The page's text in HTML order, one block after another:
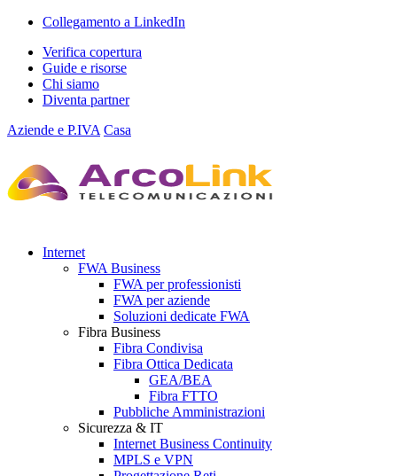
Collegamento a LinkedIn
Verifica copertura
Guide e risorse
Chi siamo
Diventa partner
Aziende e P.IVA Casa
Internet
FWA Business
FWA per professionisti
FWA per aziende
Soluzioni dedicate FWA
Fibra Business
Fibra Condivisa
Fibra Ottica Dedicata
GEA/BEA
Fibra FTTO
Pubbliche Amministrazioni
Sicurezza & IT
Internet Business Continuity
MPLS e VPN